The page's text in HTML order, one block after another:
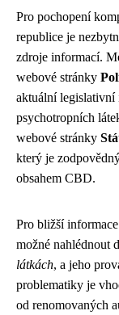
Pro pochopení
republice je
zdroje informací.
webové stránky
aktuální legislativní
psychotropních
webové stránky
který je
obsahem CBD.
Pro bližší
možné nahlédnout
látkách, a jeho
problematiky je
od renomovaných